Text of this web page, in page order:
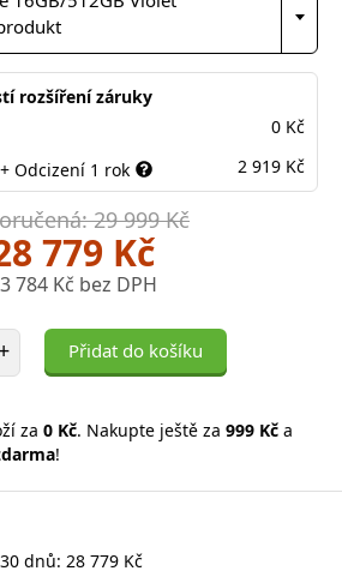
rozšíření záruky
0 Kč
Odcizení 1 rok
2 919 Kč
29 999 Kč
779 Kč
784 Kč bez DPH
+ Přidat do košíku
za 0 Kč. Nakupte ještě za 999 Kč a
!
dnů: 28 779 Kč